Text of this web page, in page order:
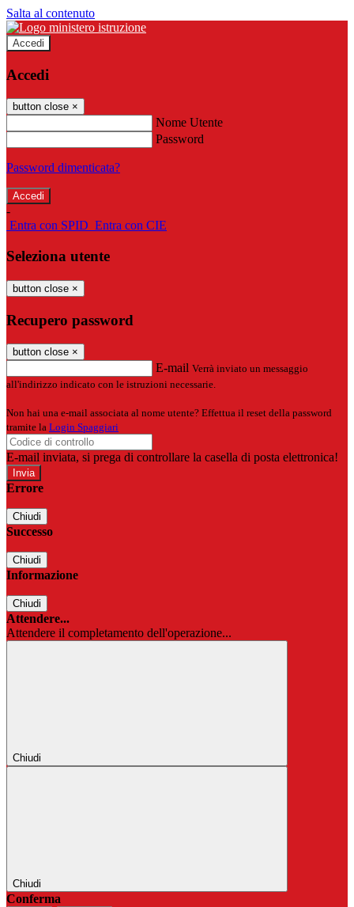
Salta al contenuto
Accedi
Accedi
button close ×
Nome Utente
Password
Password dimenticata?
-
Entra con SPID Entra con CIE
Seleziona utente
button close ×
Recupero password
button close ×
E-mail Verrà inviato un messaggio
all'indirizzo indicato con le istruzioni necessarie.
Non hai una e-mail associata al nome utente? Effettua il reset della password
tramite la Login Spaggiari
E-mail inviata, si prega di controllare la casella di posta elettronica!
Errore
Chiudi
Successo
Chiudi
Informazione
Chiudi
Attendere...
Attendere il completamento dell'operazione...
Chiudi
Chiudi
Conferma